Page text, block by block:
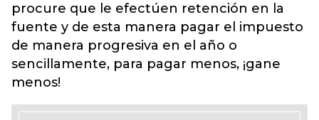
procure que le efectúen retención en la
fuente y de esta manera pagar el impuesto
de manera progresiva en el año o
sencillamente, para pagar menos, ¡gane
menos!